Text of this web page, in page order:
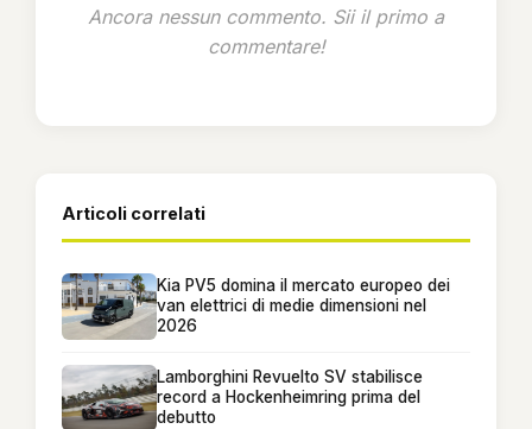
Ancora nessun commento. Sii il primo a
commentare!
Articoli correlati
Kia PV5 domina il mercato europeo dei
van elettrici di medie dimensioni nel
2026
Lamborghini Revuelto SV stabilisce
record a Hockenheimring prima del
debutto